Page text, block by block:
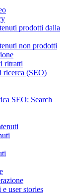
prodotti dalla
non prodotti
ritratti
ricerca (SEO)
SEO: Search
user stories